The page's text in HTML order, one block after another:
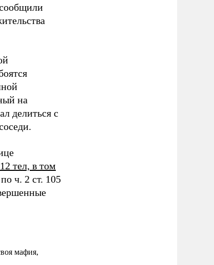
на
делиться с
тел, в том
ч. 2 ст. 105
мафия,